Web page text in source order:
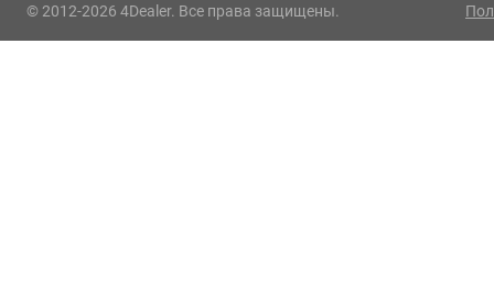
© 2012-2026 4Dealer. Все права защищены.